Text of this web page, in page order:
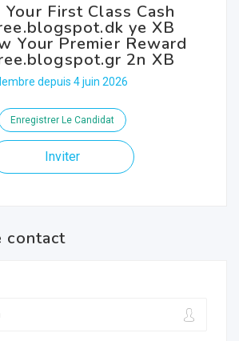
First Class Cash
ye XB
Your Premier Reward
2n XB
depuis 4 juin 2026
Enregistrer Le Candidat
Inviter
contact